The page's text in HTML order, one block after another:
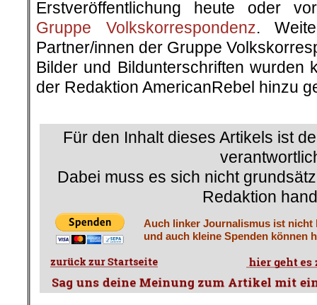
Erstveröffentlichung heute oder
Gruppe Volkskorrespondenz.
Partner/innen der Gruppe
Bilder und Bildunterschriften wurden
der Redaktion AmericanRebel hinzu
Für den Inhalt dieses Artikels ist
Dabei muss es sich nicht
Redaktion
Auch linker Journalismus ist nicht
und auch kleine Spenden können